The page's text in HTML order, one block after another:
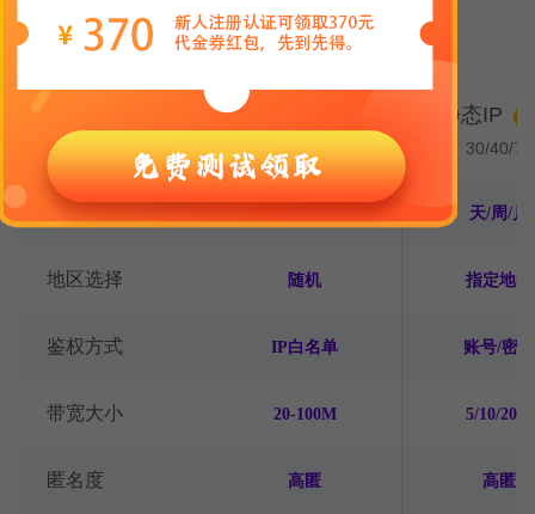
1-4厘/IP
静态IP
30/40/70
时长 天/周/月
地区选择 随机 指定地区
鉴权方式 IP白名单 账号/密码
带宽大小 20-100M 5/10/20M
匿名度 高匿 高匿